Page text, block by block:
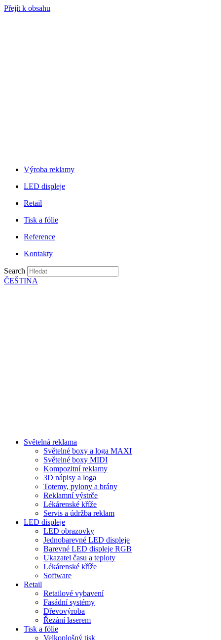
Přejít k obsahu
Výroba reklamy
LED displeje
Retail
Tisk a fólie
Reference
Kontakty
Search
ČEŠTINA
Světelná reklama
Světelné boxy a loga MAXI
Světelné boxy MIDI
Kompozitní reklamy
3D nápisy a loga
Totemy, pylony a brány
Reklamní výstrče
Lékárenské kříže
Servis a údržba reklam
LED displeje
LED obrazovky
Jednobarevné LED displeje
Barevné LED displeje RGB
Ukazatel času a teploty
Lékárenské kříže
Software
Retail
Retailové vybavení
Fasádní systémy
Dřevovýroba
Řezání laserem
Tisk a fólie
Velkoplošný tisk